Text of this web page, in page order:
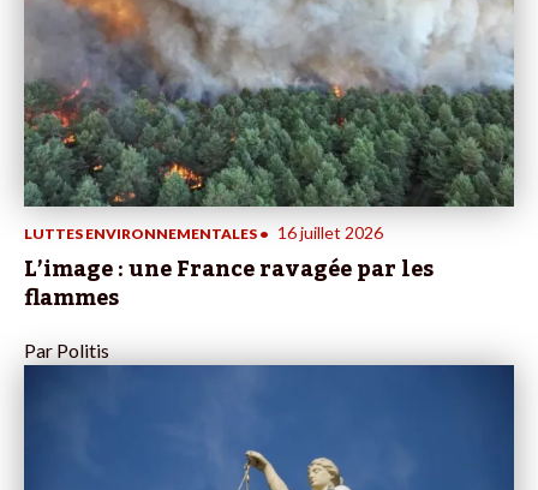
LUTTES ENVIRONNEMENTALES • 16 juillet 2026
L’image : une France ravagée par les
flammes
Par Politis